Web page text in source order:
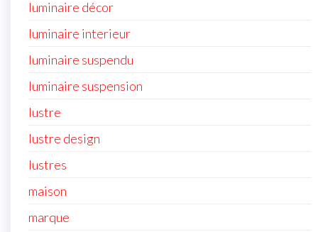
luminaire décor
luminaire interieur
luminaire suspendu
luminaire suspension
lustre
lustre design
lustres
maison
marque